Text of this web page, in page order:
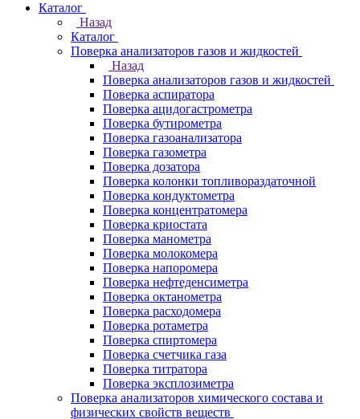
Каталог
Назад
Каталог
Поверка анализаторов газов и жидкостей
Назад
Поверка анализаторов газов и жидкостей
Поверка аспиратора
Поверка ацидогастрометра
Поверка бутирометра
Поверка газоанализатора
Поверка газометра
Поверка дозатора
Поверка колонки топливораздаточной
Поверка кондуктометра
Поверка концентратомера
Поверка криостата
Поверка манометра
Поверка молокомера
Поверка напоромера
Поверка нефтеденсиметра
Поверка октанометра
Поверка расходомера
Поверка ротаметра
Поверка спиртомера
Поверка счетчика газа
Поверка титратора
Поверка эксплозиметра
Поверка анализаторов химического состава и
физических свойств веществ